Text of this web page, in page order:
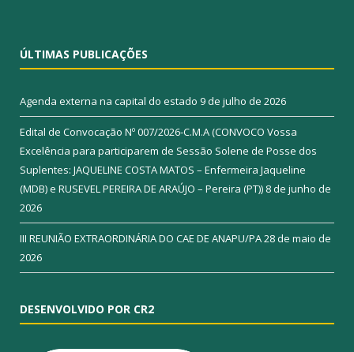
ÚLTIMAS PUBLICAÇÕES
Agenda externa na capital do estado 9 de julho de 2026
Edital de Convocação Nº 007/2026-C.M.A (CONVOCO Vossa
Excelência para participarem de Sessão Solene de Posse dos
Suplentes: JAQUELINE COSTA MATOS – Enfermeira Jaqueline
(MDB) e RUSEVEL PEREIRA DE ARAÚJO – Pereira (PT)) 8 de junho de
2026
III REUNIÃO EXTRAORDINÁRIA DO CAE DE ANAPU/PA28 de maio de
2026
DESENVOLVIDO POR CR2